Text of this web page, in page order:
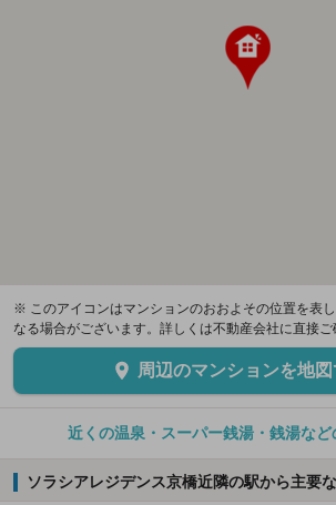
※ このアイコンはマンションのおおよその位置を表
なる場合がございます。詳しくは不動産会社に直接ご
周辺のマンションを地
近くの温泉・スーパー銭湯・銭湯など
ソラシアレジデンス京橋近隣の駅から主要